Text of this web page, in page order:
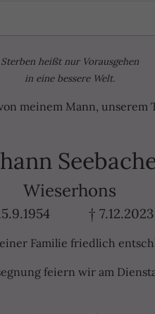
Sterben heißt nur Vorausgehen
in eine bessere Welt.
meinem Mann, unserem
Wieserhons
† 7.12.2023
Familie friedlich
feiern wir am